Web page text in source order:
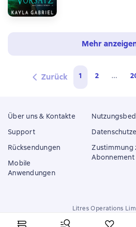
Mehr
Zurück 1 2 ...
Über uns & Kontakte
Support
Rücksendungen
Mobile
Anwendungen
Zustimmung
Abonnement
Litres Operations